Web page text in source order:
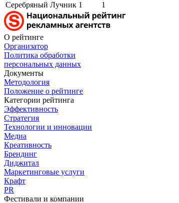
Серебряный Лучник 1 1
О рейтинге
Организатор
Политика обработки
персональных данных
Документы
Методология
Положение о рейтинге
Категории рейтинга
Эффективность
Стратегия
Технологии и инновации
Медиа
Креативность
Брендинг
Диджитал
Маркетинговые услуги
Крафт
PR
Фестивали и компании